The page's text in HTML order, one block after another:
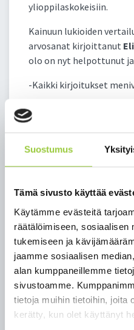
Suostumus
Tämä sivusto käyttää
Käytämme evästeitä
räätälöimiseen, sosiaalisen
tukemiseen ja
jaamme sosiaalisen
alan kumppaneillemme
sivustoamme.
tietoja muihin tietoihin, joita
kerätty, kun olet käyttänyt
ylioppilaskokeisiin.
Kainuun lukioiden
arvosanat kirjoittanut
olo on nyt helpottunut
-Kaikki kirjoitukset
-Lukiossamme ilmapiiri
päteviä ja aina apua
-Pienessä lukiossa
hyvin jo perusopetuksen
räätälöimään omia
hyvin mukana.
Myös rauhallisuutta,
helppoutta ja lyhyitä
kotilukiossaan erityisenä.
Lukion uusi
opiskelijan hyvinvointia.